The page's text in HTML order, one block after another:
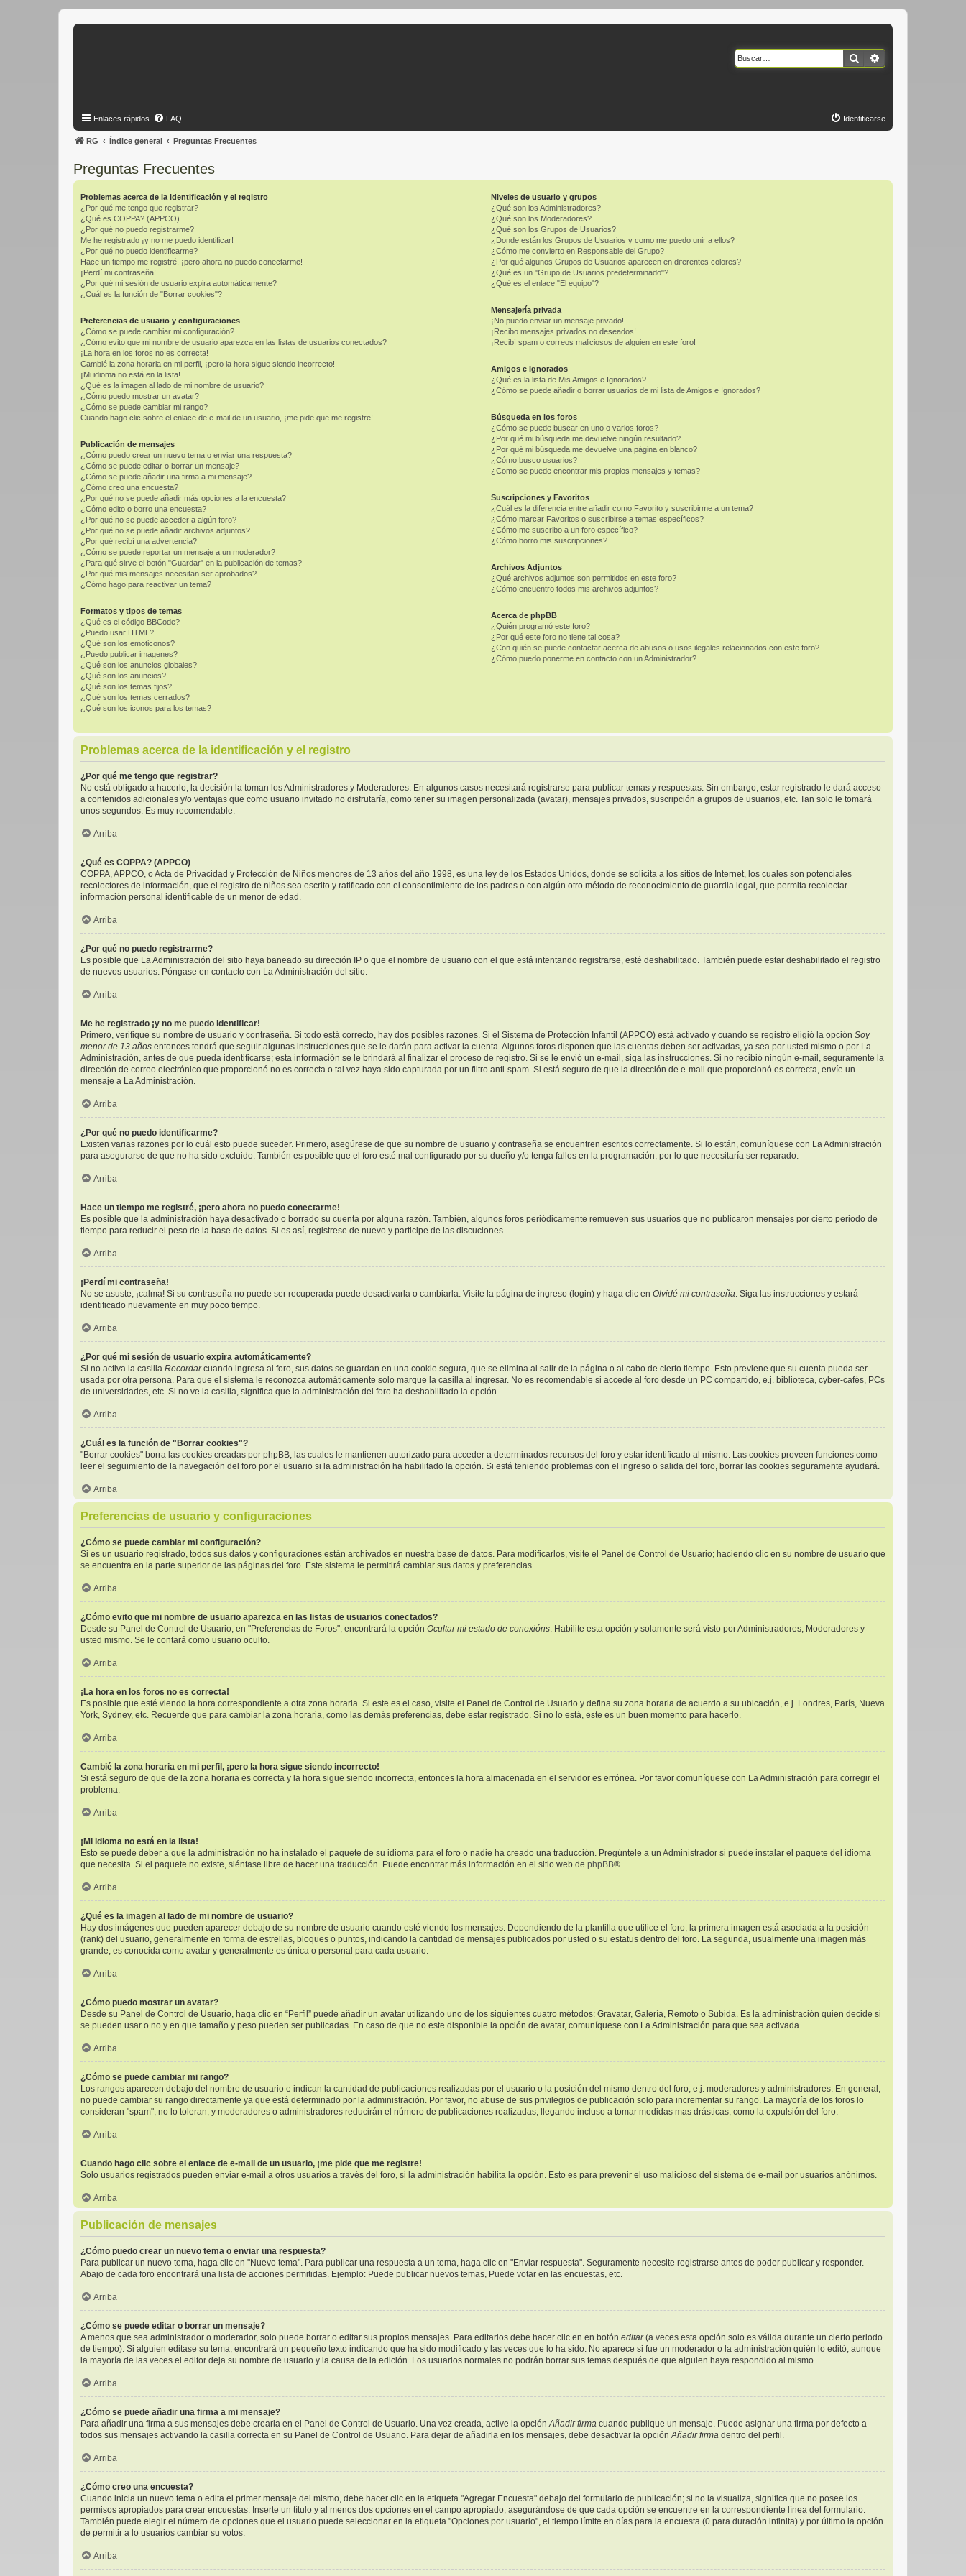
Buscar
Enlaces rápidos FAQ Identificarse
RG Índice general Preguntas Frecuentes
Preguntas Frecuentes
Problemas acerca de la identificación y el registro
¿Por qué me tengo que registrar?
¿Qué es COPPA? (APPCO)
¿Por qué no puedo registrarme?
Me he registrado ¡y no me puedo identificar!
¿Por qué no puedo identificarme?
Hace un tiempo me registré, ¡pero ahora no puedo conectarme!
¡Perdí mi contraseña!
¿Por qué mi sesión de usuario expira automáticamente?
¿Cuál es la función de "Borrar cookies"?
Preferencias de usuario y configuraciones
¿Cómo se puede cambiar mi configuración?
¿Cómo evito que mi nombre de usuario aparezca en las listas de usuarios conectados?
¡La hora en los foros no es correcta!
Cambié la zona horaria en mi perfil, ¡pero la hora sigue siendo incorrecto!
¡Mi idioma no está en la lista!
¿Qué es la imagen al lado de mi nombre de usuario?
¿Cómo puedo mostrar un avatar?
¿Cómo se puede cambiar mi rango?
Cuando hago clic sobre el enlace de e-mail de un usuario, ¡me pide que me registre!
Publicación de mensajes
¿Cómo puedo crear un nuevo tema o enviar una respuesta?
¿Cómo se puede editar o borrar un mensaje?
¿Cómo se puede añadir una firma a mi mensaje?
¿Cómo creo una encuesta?
¿Por qué no se puede añadir más opciones a la encuesta?
¿Cómo edito o borro una encuesta?
¿Por qué no se puede acceder a algún foro?
¿Por qué no se puede añadir archivos adjuntos?
¿Por qué recibí una advertencia?
¿Cómo se puede reportar un mensaje a un moderador?
¿Para qué sirve el botón "Guardar" en la publicación de temas?
¿Por qué mis mensajes necesitan ser aprobados?
¿Cómo hago para reactivar un tema?
Formatos y tipos de temas
¿Qué es el código BBCode?
¿Puedo usar HTML?
¿Qué son los emoticonos?
¿Puedo publicar imagenes?
¿Qué son los anuncios globales?
¿Qué son los anuncios?
¿Qué son los temas fijos?
¿Qué son los temas cerrados?
¿Qué son los iconos para los temas?
Niveles de usuario y grupos
¿Qué son los Administradores?
¿Qué son los Moderadores?
¿Qué son los Grupos de Usuarios?
¿Donde están los Grupos de Usuarios y como me puedo unir a ellos?
¿Cómo me convierto en Responsable del Grupo?
¿Por qué algunos Grupos de Usuarios aparecen en diferentes colores?
¿Qué es un "Grupo de Usuarios predeterminado"?
¿Qué es el enlace "El equipo"?
Mensajería privada
¡No puedo enviar un mensaje privado!
¡Recibo mensajes privados no deseados!
¡Recibí spam o correos maliciosos de alguien en este foro!
Amigos e Ignorados
¿Qué es la lista de Mis Amigos e Ignorados?
¿Cómo se puede añadir o borrar usuarios de mi lista de Amigos e Ignorados?
Búsqueda en los foros
¿Cómo se puede buscar en uno o varios foros?
¿Por qué mi búsqueda me devuelve ningún resultado?
¿Por qué mi búsqueda me devuelve una página en blanco?
¿Cómo busco usuarios?
¿Como se puede encontrar mis propios mensajes y temas?
Suscripciones y Favoritos
¿Cuál es la diferencia entre añadir como Favorito y suscribirme a un tema?
¿Cómo marcar Favoritos o suscribirse a temas específicos?
¿Cómo me suscribo a un foro específico?
¿Cómo borro mis suscripciones?
Archivos Adjuntos
¿Qué archivos adjuntos son permitidos en este foro?
¿Cómo encuentro todos mis archivos adjuntos?
Acerca de phpBB
¿Quién programó este foro?
¿Por qué este foro no tiene tal cosa?
¿Con quién se puede contactar acerca de abusos o usos ilegales relacionados con este foro?
¿Cómo puedo ponerme en contacto con un Administrador?
Problemas acerca de la identificación y el registro
¿Por qué me tengo que registrar?
No está obligado a hacerlo, la decisión la toman los Administradores y Moderadores. En algunos casos necesitará registrarse para publicar temas y respuestas. Sin embargo, estar registrado le dará acceso
a contenidos adicionales y/o ventajas que como usuario invitado no disfrutaría, como tener su imagen personalizada (avatar), mensajes privados, suscripción a grupos de usuarios, etc. Tan solo le tomará
unos segundos. Es muy recomendable.
Arriba
¿Qué es COPPA? (APPCO)
COPPA, APPCO, o Acta de Privacidad y Protección de Niños menores de 13 años del año 1998, es una ley de los Estados Unidos, donde se solicita a los sitios de Internet, los cuales son potenciales
recolectores de información, que el registro de niños sea escrito y ratificado con el consentimiento de los padres o con algún otro método de reconocimiento de guardia legal, que permita recolectar
información personal identificable de un menor de edad.
Arriba
¿Por qué no puedo registrarme?
Es posible que La Administración del sitio haya baneado su dirección IP o que el nombre de usuario con el que está intentando registrarse, esté deshabilitado. También puede estar deshabilitado el registro
de nuevos usuarios. Póngase en contacto con La Administración del sitio.
Arriba
Me he registrado ¡y no me puedo identificar!
Primero, verifique su nombre de usuario y contraseña. Si todo está correcto, hay dos posibles razones. Si el Sistema de Protección Infantil (APPCO) está activado y cuando se registró eligió la opción Soy
menor de 13 años entonces tendrá que seguir algunas instrucciones que se le darán para activar la cuenta. Algunos foros disponen que las cuentas deben ser activadas, ya sea por usted mismo o por La
Administración, antes de que pueda identificarse; esta información se le brindará al finalizar el proceso de registro. Si se le envió un e-mail, siga las instrucciones. Si no recibió ningún e-mail, seguramente la
dirección de correo electrónico que proporcionó no es correcta o tal vez haya sido capturada por un filtro anti-spam. Si está seguro de que la dirección de e-mail que proporcionó es correcta, envíe un
mensaje a La Administración.
Arriba
¿Por qué no puedo identificarme?
Existen varias razones por lo cuál esto puede suceder. Primero, asegúrese de que su nombre de usuario y contraseña se encuentren escritos correctamente. Si lo están, comuníquese con La Administración
para asegurarse de que no ha sido excluido. También es posible que el foro esté mal configurado por su dueño y/o tenga fallos en la programación, por lo que necesitaría ser reparado.
Arriba
Hace un tiempo me registré, ¡pero ahora no puedo conectarme!
Es posible que la administración haya desactivado o borrado su cuenta por alguna razón. También, algunos foros periódicamente remueven sus usuarios que no publicaron mensajes por cierto periodo de
tiempo para reducir el peso de la base de datos. Si es así, registrese de nuevo y participe de las discuciones.
Arriba
¡Perdí mi contraseña!
No se asuste, ¡calma! Si su contraseña no puede ser recuperada puede desactivarla o cambiarla. Visite la página de ingreso (login) y haga clic en Olvidé mi contraseña. Siga las instrucciones y estará
identificado nuevamente en muy poco tiempo.
Arriba
¿Por qué mi sesión de usuario expira automáticamente?
Si no activa la casilla Recordarcuando ingresa al foro, sus datos se guardan en una cookie segura, que se elimina al salir de la página o al cabo de cierto tiempo. Esto previene que su cuenta pueda ser
usada por otra persona. Para que el sistema le reconozca automáticamente solo marque la casilla al ingresar. No es recomendable si accede al foro desde un PC compartido, e.j. biblioteca, cyber-cafés, PCs
de universidades, etc. Si no ve la casilla, significa que la administración del foro ha deshabilitado la opción.
Arriba
¿Cuál es la función de "Borrar cookies"?
"Borrar cookies" borra las cookies creadas por phpBB, las cuales le mantienen autorizado para acceder a determinados recursos del foro y estar identificado al mismo. Las cookies proveen funciones como
leer el seguimiento de la navegación del foro por el usuario si la administración ha habilitado la opción. Si está teniendo problemas con el ingreso o salida del foro, borrar las cookies seguramente ayudará.
Arriba
Preferencias de usuario y configuraciones
¿Cómo se puede cambiar mi configuración?
Si es un usuario registrado, todos sus datos y configuraciones están archivados en nuestra base de datos. Para modificarlos, visite el Panel de Control de Usuario; haciendo clic en su nombre de usuario que
se encuentra en la parte superior de las páginas del foro. Este sistema le permitirá cambiar sus datos y preferencias.
Arriba
¿Cómo evito que mi nombre de usuario aparezca en las listas de usuarios conectados?
Desde su Panel de Control de Usuario, en "Preferencias de Foros", encontrará la opción Ocultar mi estado de conexións. Habilite esta opción y solamente será visto por Administradores, Moderadores y
usted mismo. Se le contará como usuario oculto.
Arriba
¡La hora en los foros no es correcta!
Es posible que esté viendo la hora correspondiente a otra zona horaria. Si este es el caso, visite el Panel de Control de Usuario y defina su zona horaria de acuerdo a su ubicación, e.j. Londres, París, Nueva
York, Sydney, etc. Recuerde que para cambiar la zona horaria, como las demás preferencias, debe estar registrado. Si no lo está, este es un buen momento para hacerlo.
Arriba
Cambié la zona horaria en mi perfil, ¡pero la hora sigue siendo incorrecto!
Si está seguro de que de la zona horaria es correcta y la hora sigue siendo incorrecta, entonces la hora almacenada en el servidor es errónea. Por favor comuníquese con La Administración para corregir el
problema.
Arriba
¡Mi idioma no está en la lista!
Esto se puede deber a que la administración no ha instalado el paquete de su idioma para el foro o nadie ha creado una traducción. Pregúntele a un Administrador si puede instalar el paquete del idioma
que necesita. Si el paquete no existe, siéntase libre de hacer una traducción. Puede encontrar más información en el sitio web de phpBB®
Arriba
¿Qué es la imagen al lado de mi nombre de usuario?
Hay dos imágenes que pueden aparecer debajo de su nombre de usuario cuando esté viendo los mensajes. Dependiendo de la plantilla que utilice el foro, la primera imagen está asociada a la posición
(rank) del usuario, generalmente en forma de estrellas, bloques o puntos, indicando la cantidad de mensajes publicados por usted o su estatus dentro del foro. La segunda, usualmente una imagen más
grande, es conocida como avatar y generalmente es única o personal para cada usuario.
Arriba
¿Cómo puedo mostrar un avatar?
Desde su Panel de Control de Usuario, haga clic en “Perfil” puede añadir un avatar utilizando uno de los siguientes cuatro métodos: Gravatar, Galería, Remoto o Subida. Es la administración quien decide si
se pueden usar o no y en que tamaño y peso pueden ser publicadas. En caso de que no este disponible la opción de avatar, comuníquese con La Administración para que sea activada.
Arriba
¿Cómo se puede cambiar mi rango?
Los rangos aparecen debajo del nombre de usuario e indican la cantidad de publicaciones realizadas por el usuario o la posición del mismo dentro del foro, e.j. moderadores y administradores. En general,
no puede cambiar su rango directamente ya que está determinado por la administración. Por favor, no abuse de sus privilegios de publicación solo para incrementar su rango. La mayoría de los foros lo
consideran "spam", no lo toleran, y moderadores o administradores reducirán el número de publicaciones realizadas, llegando incluso a tomar medidas mas drásticas, como la expulsión del foro.
Arriba
Cuando hago clic sobre el enlace de e-mail de un usuario, ¡me pide que me registre!
Solo usuarios registrados pueden enviar e-mail a otros usuarios a través del foro, si la administración habilita la opción. Esto es para prevenir el uso malicioso del sistema de e-mail por usuarios anónimos.
Arriba
Publicación de mensajes
¿Cómo puedo crear un nuevo tema o enviar una respuesta?
Para publicar un nuevo tema, haga clic en "Nuevo tema". Para publicar una respuesta a un tema, haga clic en "Enviar respuesta". Seguramente necesite registrarse antes de poder publicar y responder.
Abajo de cada foro encontrará una lista de acciones permitidas. Ejemplo: Puede publicar nuevos temas, Puede votar en las encuestas, etc.
Arriba
¿Cómo se puede editar o borrar un mensaje?
A menos que sea administrador o moderador, solo puede borrar o editar sus propios mensajes. Para editarlos debe hacer clic en en botón editar(a veces esta opción solo es válida durante un cierto periodo
de tiempo). Si alguien editase su tema, encontrará un pequeño texto indicando que ha sido modificado y las veces que lo ha sido. No aparece si fue un moderador o la administración quién lo editó, aunque
la mayoría de las veces el editor deja su nombre de usuario y la causa de la edición. Los usuarios normales no podrán borrar sus temas después de que alguien haya respondido al mismo.
Arriba
¿Cómo se puede añadir una firma a mi mensaje?
Para añadir una firma a sus mensajes debe crearla en el Panel de Control de Usuario. Una vez creada, active la opciónAñadir firma cuando publique un mensaje. Puede asignar una firma por defecto a
todos sus mensajes activando la casilla correcta en su Panel de Control de Usuario. Para dejar de añadirla en los mensajes, debe desactivar la opciónAñadir firma dentro del perfil.
Arriba
¿Cómo creo una encuesta?
Cuando inicia un nuevo tema o edita el primer mensaje del mismo, debe hacer clic en la etiqueta "Agregar Encuesta" debajo del formulario de publicación; si no la visualiza, significa que no posee los
permisos apropiados para crear encuestas. Inserte un título y al menos dos opciones en el campo apropiado, asegurándose de que cada opción se encuentre en la correspondiente línea del formulario.
También puede elegir el número de opciones que el usuario puede seleccionar en la etiqueta "Opciones por usuario", el tiempo límite en días para la encuesta (0 para duración infinita) y por último la opción
de permitir a lo usuarios cambiar su votos.
Arriba